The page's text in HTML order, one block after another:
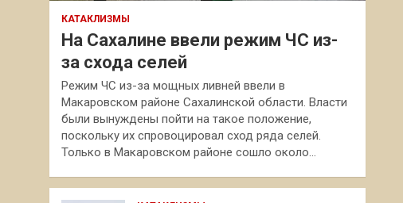
КАТАКЛИЗМЫ
На Сахалине ввели режим ЧС из-
за схода селей
Режим ЧС из-за мощных ливней ввели в
Макаровском районе Сахалинской области. Власти
были вынуждены пойти на такое положение,
поскольку их спровоцировал сход ряда селей.
Только в Макаровском районе сошло около…